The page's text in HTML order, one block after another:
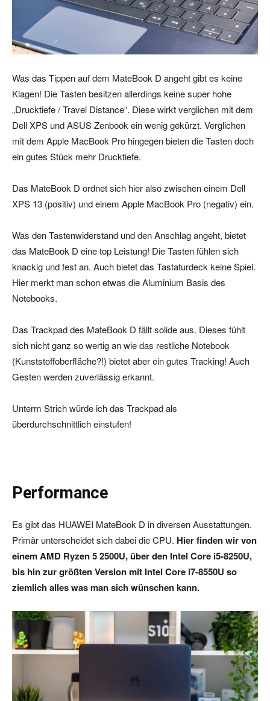
Was das Tippen auf dem MateBook D angeht gibt es keine
Klagen! Die Tasten besitzen allerdings keine super hohe
„Drucktiefe / Travel Distance“. Diese wirkt verglichen mit dem
Dell XPS und ASUS Zenbook ein wenig gekürzt. Verglichen
mit dem Apple MacBook Pro hingegen bieten die Tasten doch
ein gutes Stück mehr Drucktiefe.
Das MateBook D ordnet sich hier also zwischen einem Dell
XPS 13 (positiv) und einem Apple MacBook Pro (negativ) ein.
Was den Tastenwiderstand und den Anschlag angeht, bietet
das MateBook D eine top Leistung! Die Tasten fühlen sich
knackig und fest an. Auch bietet das Tastaturdeck keine Spiel.
Hier merkt man schon etwas die Aluminium Basis des
Notebooks.
Das Trackpad des MateBook D fällt solide aus. Dieses fühlt
sich nicht ganz so wertig an wie das restliche Notebook
(Kunststoffoberfläche?!) bietet aber ein gutes Tracking! Auch
Gesten werden zuverlässig erkannt.
Unterm Strich würde ich das Trackpad als
überdurchschnittlich einstufen!
Performance
Es gibt das HUAWEI MateBook D in diversen Ausstattungen.
Primär unterscheidet sich dabei die CPU. Hier finden wir von
einem AMD Ryzen 5 2500U, über den Intel Core i5-8250U,
bis hin zur größten Version mit Intel Core i7-8550U so
ziemlich alles was man sich wünschen kann.